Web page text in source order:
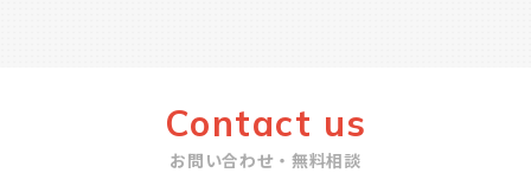
Contact us
お問い合わせ・無料相談